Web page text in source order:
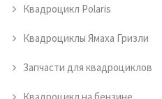
Квадроцикл Polaris
Квадроциклы Ямаха Гризли
Запчасти для квадроциклов